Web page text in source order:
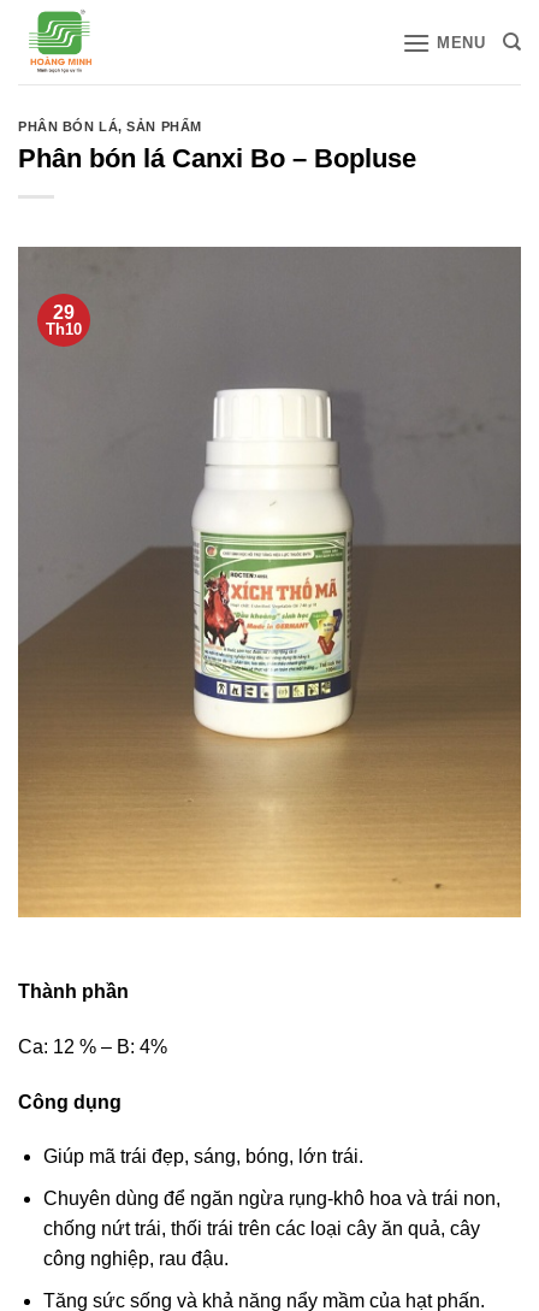
qua
MENU
PHÂN BÓN LÁ,SẢN PHẨM
Phân bón lá Canxi Bo – Bopluse
29
Th10
Thành phần
Ca: 12 % – B: 4%
Công dụng
Giúp mã trái đẹp, sáng, bóng, lớn trái.
Chuyên dùng để ngăn ngừa rụng-khô hoa và trái non,
chống nứt trái, thối trái trên các loại cây ăn quả, cây
công nghiệp, rau đậu.
Tăng sức sống và khả năng nẩy mầm của hạt phấn.